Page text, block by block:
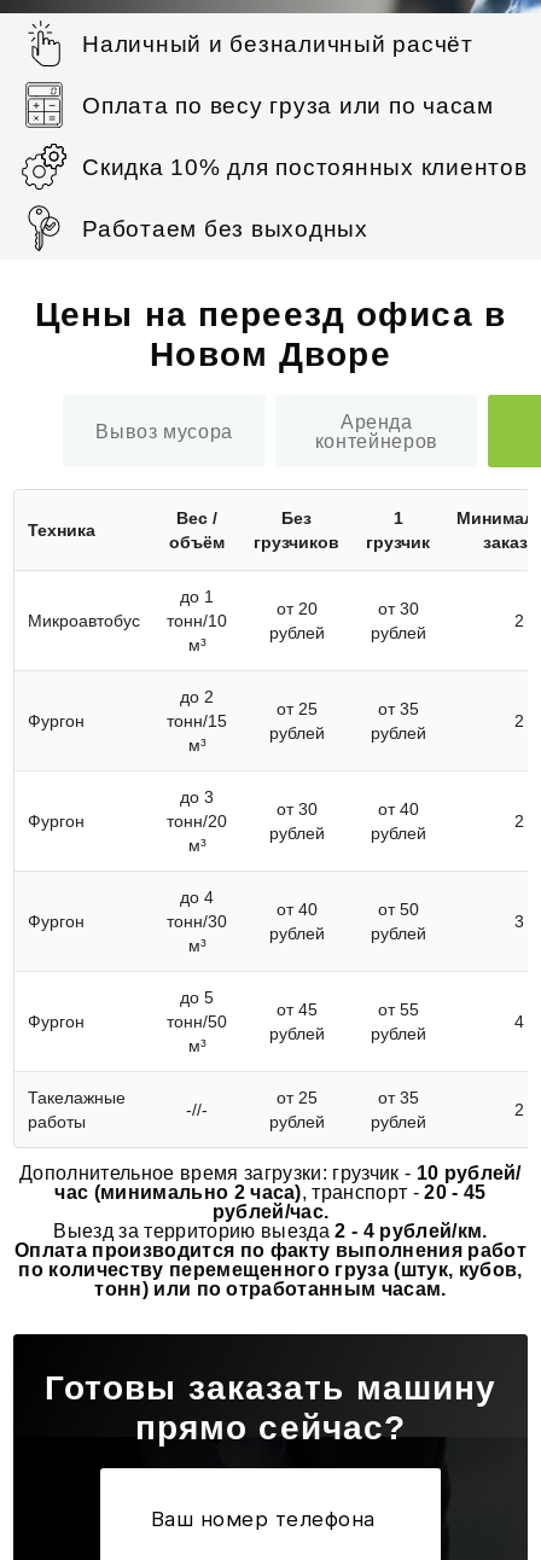
Наличный и безналичный расчёт
Оплата по весу груза или по часам
Скидка 10% для постоянных клиентов
Работаем без выходных
Цены на переезд офиса в
Новом Дворе
Вывоз мусора
Аренда
контейнеров
Техника
Вес /
объём
Без
грузчиков
1
грузчик
заказ
Микроавтобус
до 1
тонн/10
м³
от 20
рублей
от 30
рублей
2
Фургон
до 2
тонн/15
м³
от 25
рублей
от 35
рублей
2
Фургон
до 3
тонн/20
м³
от 30
рублей
от 40
рублей
2
Фургон
до 4
тонн/30
м³
от 40
рублей
от 50
рублей
3
Фургон
до 5
тонн/50
м³
от 45
рублей
от 55
рублей
4
Такелажные
работы
-//-
от 25
рублей
от 35
рублей
2
Дополнительное время загрузки: грузчик - 10 рублей/
час (минимально 2 часа), транспорт -20 - 45
рублей/час.
Выезд за территорию выезда2 - 4 рублей/км.
Оплата производится по факту выполнения работ
по количеству перемещенного груза (штук, кубов,
тонн) или по отработанным часам.
Готовы заказать машину
прямо сейчас?